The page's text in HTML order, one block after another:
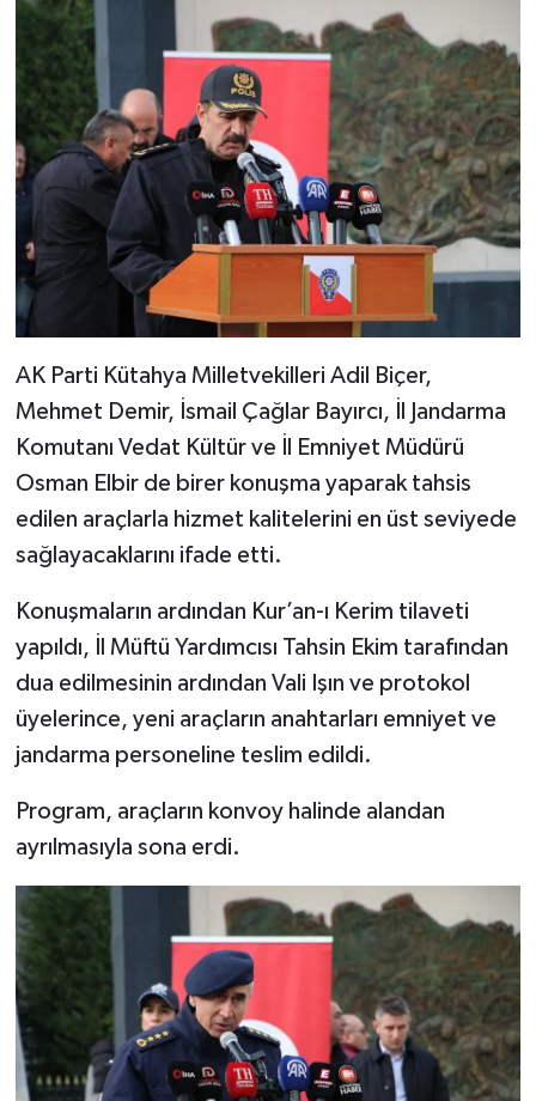
AK Parti Kütahya Milletvekilleri Adil Biçer,
Mehmet Demir, İsmail Çağlar Bayırcı, İl Jandarma
Komutanı Vedat Kültür ve İl Emniyet Müdürü
Osman Elbir de birer konuşma yaparak tahsis
edilen araçlarla hizmet kalitelerini en üst seviyede
sağlayacaklarını ifade etti.
Konuşmaların ardından Kur’an-ı Kerim tilaveti
yapıldı, İl Müftü Yardımcısı Tahsin Ekim tarafından
dua edilmesinin ardından Vali Işın ve protokol
üyelerince, yeni araçların anahtarları emniyet ve
jandarma personeline teslim edildi.
Program, araçların konvoy halinde alandan
ayrılmasıyla sona erdi.